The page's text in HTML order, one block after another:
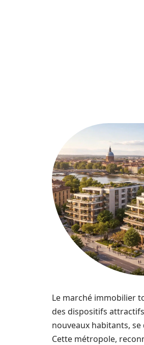
Le marché immobilier
des dispositifs
nouveaux habitants,
Cette métropole,